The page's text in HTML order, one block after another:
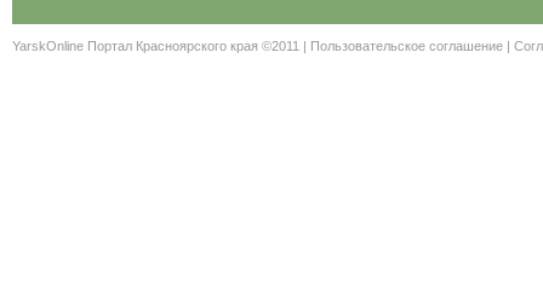
YarskOnline Портал Красноярского края ©2011 | Пользовательское соглашение |